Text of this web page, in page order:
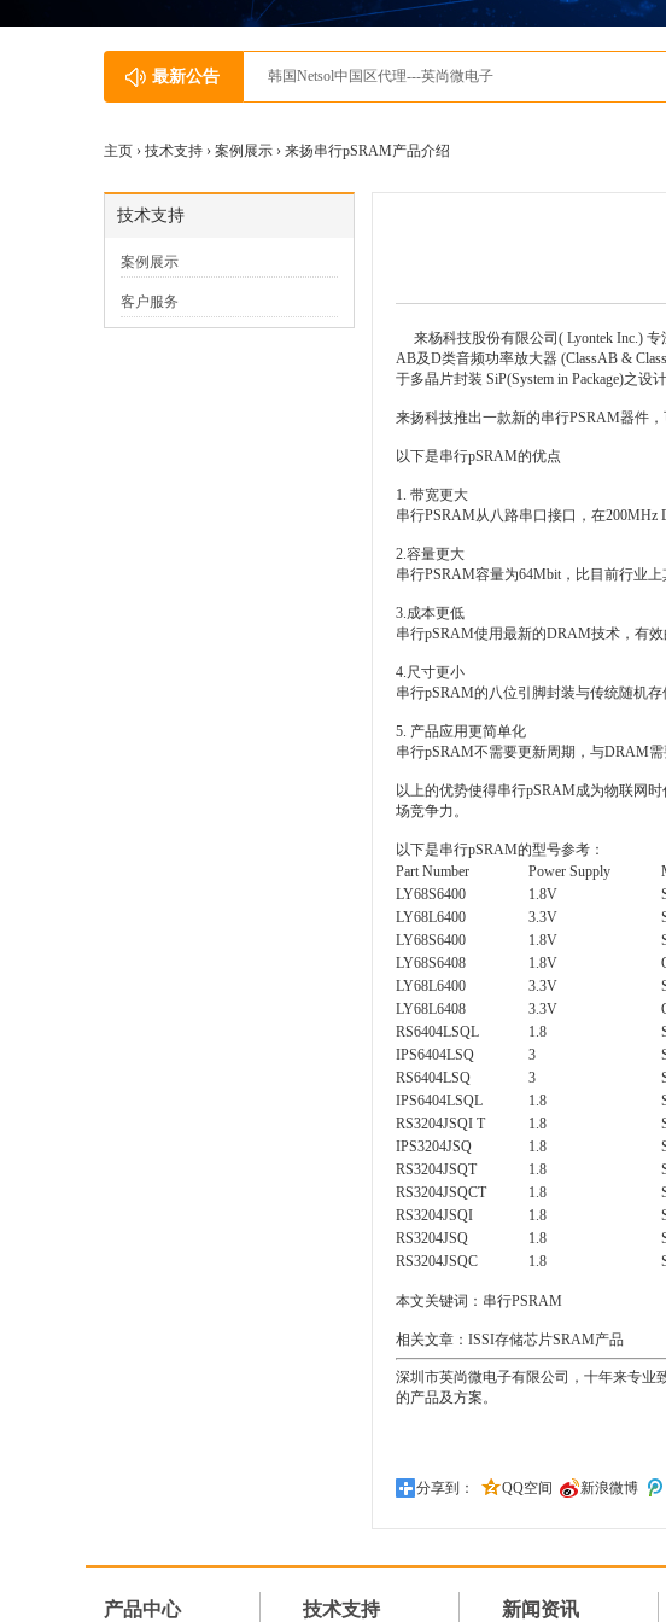
最新公告 JSC济州半导体中国区代理---英尚微电子
主页 › 技术支持 › 案例展示 › 来扬串行pSRAM产品介绍
技术支持
案例展示
客户服务
来杨科技股份有限公司( Lyontek Inc.) 专
AB及D类音频功率放大器 (ClassAB &
于多晶片封装 SiP(System in Package)之设计
来扬科技推出一款新的串行PSRAM器件
以下是串行pSRAM的优点
1. 带宽更大
串行PSRAM从八路串口接口，在200MHz
2.容量更大
串行PSRAM容量为64Mbit，比目前行业
3.成本更低
串行pSRAM使用最新的DRAM技术，有
4.尺寸更小
串行pSRAM的八位引脚封装与传统随机
5. 产品应用更简单化
串行pSRAM不需要更新周期，与DRAM
以上的优势使得串行pSRAM成为物联网
场竞争力。
以下是串行pSRAM的型号参考：
Part Number
Power Supply
LY68S6400
1.8V
LY68L6400
3.3V
LY68S6400
1.8V
LY68S6408
1.8V
LY68L6400
3.3V
LY68L6408
3.3V
RS6404LSQL
1.8
IPS6404LSQ
3
RS6404LSQ
3
IPS6404LSQL
1.8
RS3204JSQI T
1.8
IPS3204JSQ
1.8
RS3204JSQT
1.8
RS3204JSQCT
1.8
RS3204JSQI
1.8
RS3204JSQ
1.8
RS3204JSQC
1.8
本文关键词： 串行PSRAM
相关文章： ISSI存储芯片SRAM产品
深圳市英尚微电子有限公司，十年来专业
的产品及方案。
分享到： QQ空间 新浪微博
产品中心 技术支持 新闻资讯